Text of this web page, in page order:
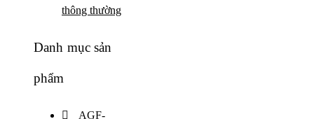
thông thường
Danh mục sản
phẩm
AGF-